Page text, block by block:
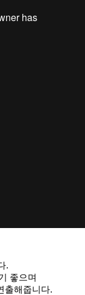
.
좋으며
출해줍니다.